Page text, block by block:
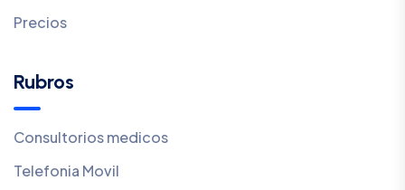
Precios
Rubros
Consultorios medicos
Telefonia Movil